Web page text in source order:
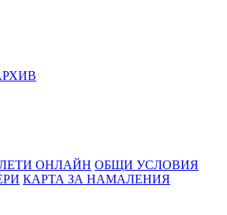
ОНЛАЙН ОБЩИ УСЛОВИЯ
КАРТА ЗА НАМАЛЕНИЯ